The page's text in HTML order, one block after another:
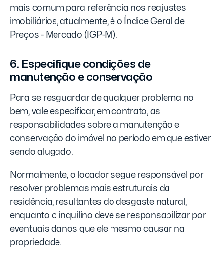
mais comum para referência nos reajustes
imobiliários, atualmente, é o Índice Geral de
Preços - Mercado (IGP-M).
6. Especifique condições de
manutenção e conservação
Para se resguardar de qualquer problema no
bem, vale especificar, em contrato, as
responsabilidades sobre a manutenção e
conservação do imóvel no período em que estiver
sendo alugado.
Normalmente, o locador segue responsável por
resolver problemas mais estruturais da
residência, resultantes do desgaste natural,
enquanto o inquilino deve se responsabilizar por
eventuais danos que ele mesmo causar na
propriedade.